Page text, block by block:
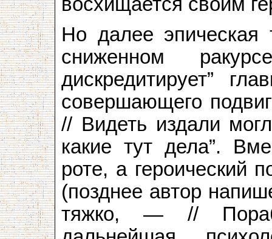
Но далее эпическая
сниженном
дискредитирует”
совершающего
// Видеть издали
какие тут дела”.
роте, а героический
(позднее автор
тяжко, — //